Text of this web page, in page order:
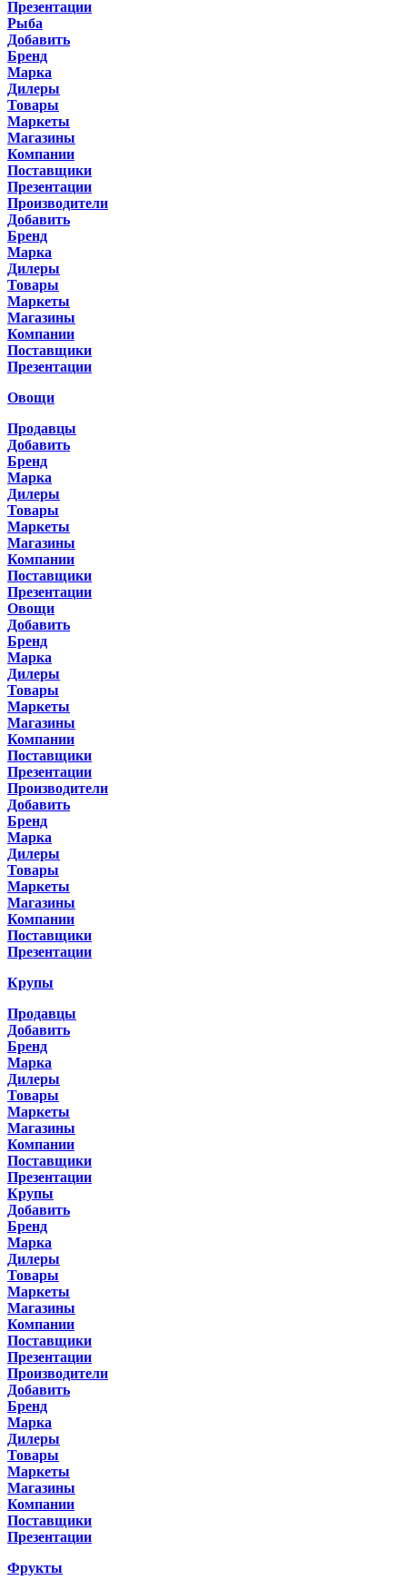
Презентации
Рыба
Добавить
Бренд
Марка
Дилеры
Товары
Маркеты
Магазины
Компании
Поставщики
Презентации
Производители
Добавить
Бренд
Марка
Дилеры
Товары
Маркеты
Магазины
Компании
Поставщики
Презентации
Овощи
Продавцы
Добавить
Бренд
Марка
Дилеры
Товары
Маркеты
Магазины
Компании
Поставщики
Презентации
Овощи
Добавить
Бренд
Марка
Дилеры
Товары
Маркеты
Магазины
Компании
Поставщики
Презентации
Производители
Добавить
Бренд
Марка
Дилеры
Товары
Маркеты
Магазины
Компании
Поставщики
Презентации
Крупы
Продавцы
Добавить
Бренд
Марка
Дилеры
Товары
Маркеты
Магазины
Компании
Поставщики
Презентации
Крупы
Добавить
Бренд
Марка
Дилеры
Товары
Маркеты
Магазины
Компании
Поставщики
Презентации
Производители
Добавить
Бренд
Марка
Дилеры
Товары
Маркеты
Магазины
Компании
Поставщики
Презентации
Фрукты